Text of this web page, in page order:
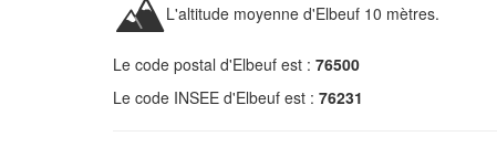
L'altitude moyenne d'Elbeuf 10 mètres.
Le code postal d'Elbeuf est : 76500
Le code INSEE d'Elbeuf est : 76231